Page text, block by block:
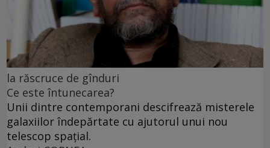
la răscruce de gînduri
Ce este întunecarea?
Unii dintre contemporani descifrează misterele
galaxiilor îndepărtate cu ajutorul unui nou
telescop spațial.